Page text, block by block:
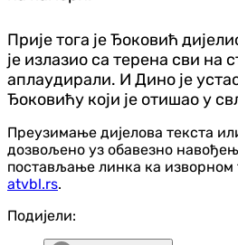
Прије тога је Ђоковић
је излазио са терена сви на
аплаудирали. И Дино је
Ђоковићу који је отишао у
Преузимање дијелова текста
дозвољено уз обавезно
постављање линка ка изворном
atvbl.rs.
Подијели: